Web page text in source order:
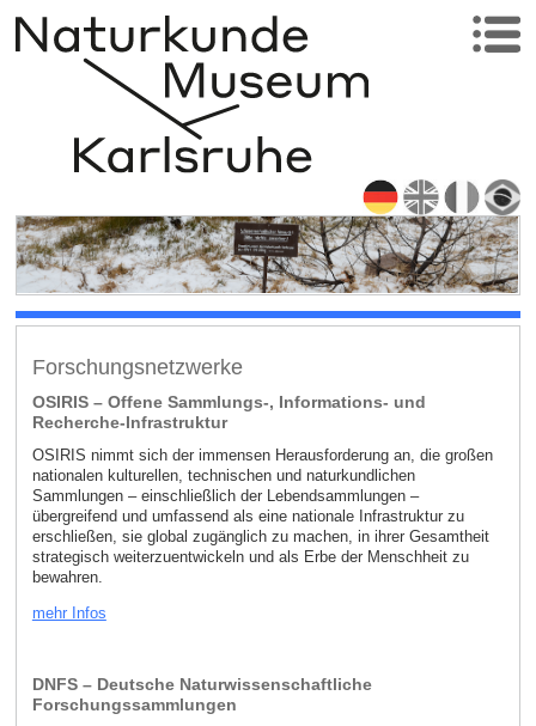
Forschungsnetzwerke
OSIRIS – Offene Sammlungs-, Informations- und
Recherche-Infrastruktur
OSIRIS nimmt sich der immensen Herausforderung an, die großen
nationalen kulturellen, technischen und naturkundlichen
Sammlungen – einschließlich der Lebendsammlungen –
übergreifend und umfassend als eine nationale Infrastruktur zu
erschließen, sie global zugänglich zu machen, in ihrer Gesamtheit
strategisch weiterzuentwickeln und als Erbe der Menschheit zu
bewahren.
mehr Infos
DNFS – Deutsche Naturwissenschaftliche
Forschungssammlungen